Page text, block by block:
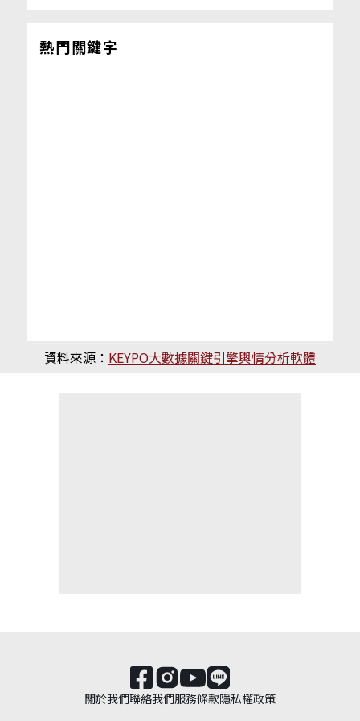
熱門關鍵字
資料來源： KEYPO大數據關鍵引擎輿情分析軟體
關於我們聯絡我們服務條款隱私權政策